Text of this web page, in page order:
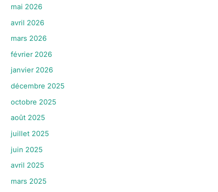
mai 2026
avril 2026
mars 2026
février 2026
janvier 2026
décembre 2025
octobre 2025
août 2025
juillet 2025
juin 2025
avril 2025
mars 2025